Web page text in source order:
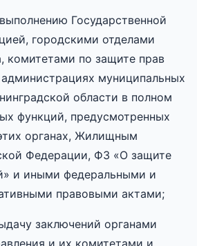
Государственной
городскими отделами
комитетами по защите прав
муниципальных
области в полном
функций, предусмотренных
органах, Жилищным
Федерации, ФЗ «О защите
и иными федеральными и
правовыми актами;
заключений органами
и их комитетами и